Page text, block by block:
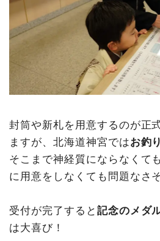
封筒や新札を用意するのが正
ますが、北海道神宮ではお釣
そこまで神経質にならなくて
に用意をしなくても問題なさ
受付が完了すると 記念のメダ
は大喜び！